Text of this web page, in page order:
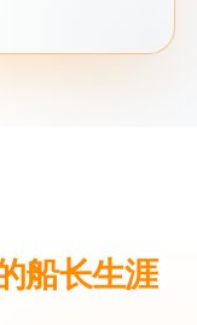
船长生涯